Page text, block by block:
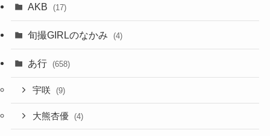
AKB (17)
旬撮GIRLのなかみ (4)
あ行 (658)
宇咲 (9)
大熊杏優 (4)